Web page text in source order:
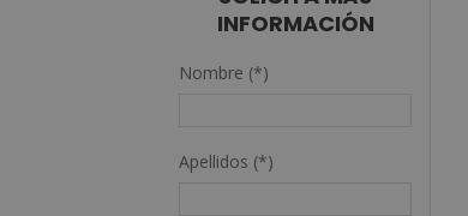
INFORMACIÓN
Nombre (*)
Apellidos (*)